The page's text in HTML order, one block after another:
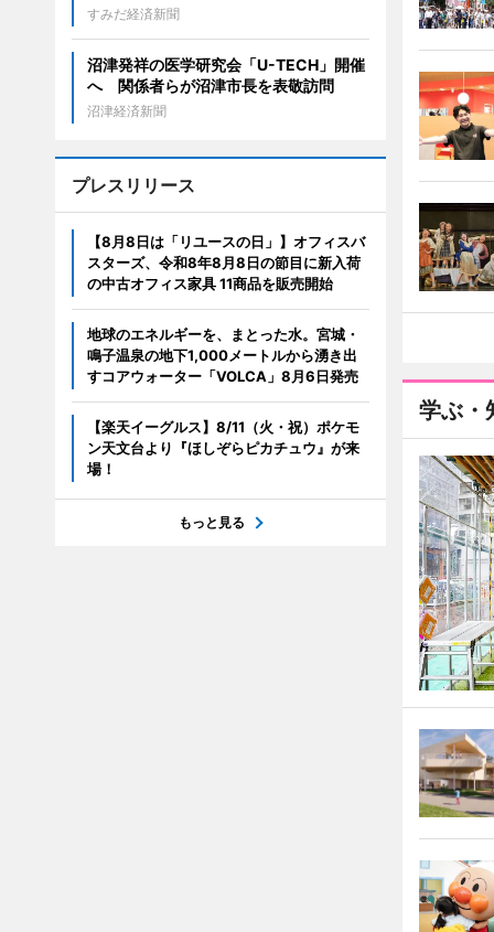
学ぶ・
すみだ経済新聞
沼津発祥の医学研究会「U-TECH」開催
へ 関係者らが沼津市長を表敬訪問
沼津経済新聞
プレスリリース
【8月8日は「リユースの日」】オフィスバ
スターズ、令和8年8月8日の節目に新入荷
の中古オフィス家具 11商品を販売開始
地球のエネルギーを、まとった水。宮城・
鳴子温泉の地下1,000メートルから湧き出
すコアウォーター「VOLCA」8月6日発売
【楽天イーグルス】8/11（火・祝）ポケモ
ン天文台より『ほしぞらピカチュウ』が来
場！
もっと見る